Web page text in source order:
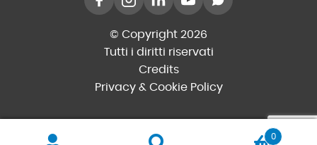
© Copyright 2026
Tutti i diritti riservati
Credits
Privacy & Cookie Policy
0